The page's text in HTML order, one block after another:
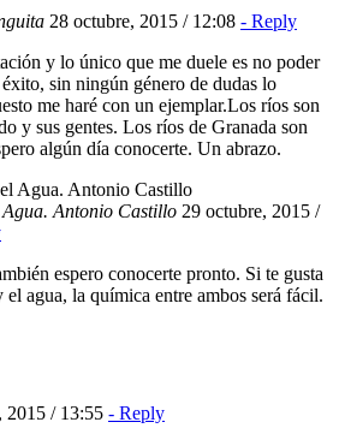
28 octubre, 2015 / 12:08 - Reply
y lo único que me duele es no poder
éxito, sin ningún género de dudas lo
me haré con un ejemplar.Los ríos son
y sus gentes. Los ríos de Granada son
algún día conocerte. Un abrazo.
Agua. Antonio Castillo 29 octubre, 2015 /
espero conocerte pronto. Si te gusta
el agua, la química entre ambos será fácil.
2015 / 13:55 - Reply